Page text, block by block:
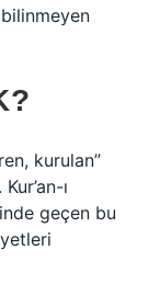
ı
geçen bu